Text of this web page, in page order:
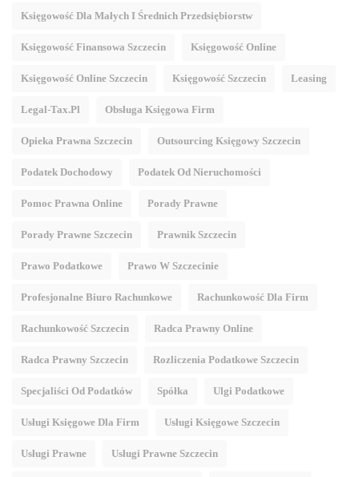
Księgowość Dla Małych I Średnich Przedsiębiorstw
Księgowość Finansowa Szczecin Księgowość Online
Księgowość Online Szczecin Księgowość Szczecin Leasing
Legal-Tax.pl Obsługa Księgowa Firm
Opieka Prawna Szczecin Outsourcing Księgowy Szczecin
Podatek Dochodowy Podatek Od Nieruchomości
Pomoc Prawna Online Porady Prawne
Porady Prawne Szczecin Prawnik Szczecin
Prawo Podatkowe Prawo W Szczecinie
Profesjonalne Biuro Rachunkowe Rachunkowość Dla Firm
Rachunkowość Szczecin Radca Prawny Online
Radca Prawny Szczecin Rozliczenia Podatkowe Szczecin
Specjaliści Od Podatków Spółka Ulgi Podatkowe
Usługi Księgowe Dla Firm Usługi Księgowe Szczecin
Usługi Prawne Usługi Prawne Szczecin